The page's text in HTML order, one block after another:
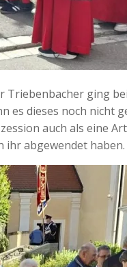
ging
es dieses noch nicht
auch als eine
ihr abgewendet haben.